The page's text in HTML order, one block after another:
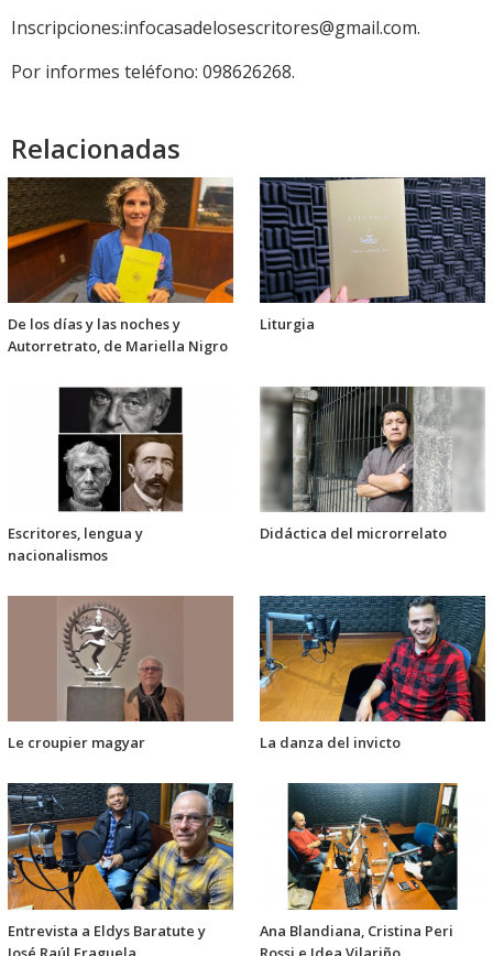
Inscripciones:infocasadelosescritores@gmail.com.
Por informes teléfono: 098626268.
Relacionadas
De los días y las noches y
Autorretrato, de Mariella Nigro
Liturgia
Escritores, lengua y
nacionalismos
Didáctica del microrrelato
Le croupier magyar La danza del invicto
Entrevista a Eldys Baratute y
Ana Blandiana, Cristina Peri